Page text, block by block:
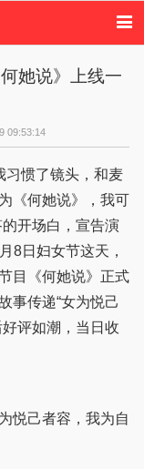
偶像活动
她说》上线一
09:53:14
惯了镜头，和麦
《何她说》，我可
开场白，宣告演
8日妇女节这天，
目《何她说》正式
事传递“女为悦己
评如潮，当日收
己者容，我为自